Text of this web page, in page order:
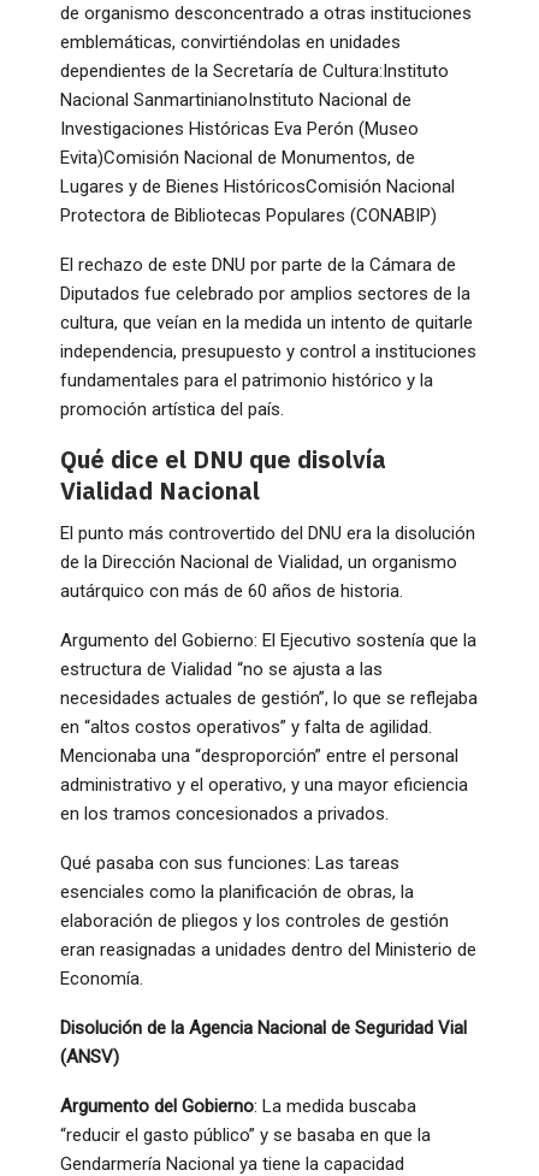
de organismo desconcentrado a otras instituciones
emblemáticas, convirtiéndolas en unidades
dependientes de la Secretaría de Cultura:Instituto
Nacional SanmartinianoInstituto Nacional de
Investigaciones Históricas Eva Perón (Museo
Evita)Comisión Nacional de Monumentos, de
Lugares y de Bienes HistóricosComisión Nacional
Protectora de Bibliotecas Populares (CONABIP)
El rechazo de este DNU por parte de la Cámara de
Diputados fue celebrado por amplios sectores de la
cultura, que veían en la medida un intento de quitarle
independencia, presupuesto y control a instituciones
fundamentales para el patrimonio histórico y la
promoción artística del país.
Qué dice el DNU que disolvía
Vialidad Nacional
El punto más controvertido del DNU era la disolución
de la Dirección Nacional de Vialidad, un organismo
autárquico con más de 60 años de historia.
Argumento del Gobierno: El Ejecutivo sostenía que la
estructura de Vialidad “no se ajusta a las
necesidades actuales de gestión”, lo que se reflejaba
en “altos costos operativos” y falta de agilidad.
Mencionaba una “desproporción” entre el personal
administrativo y el operativo, y una mayor eficiencia
en los tramos concesionados a privados.
Qué pasaba con sus funciones: Las tareas
esenciales como la planificación de obras, la
elaboración de pliegos y los controles de gestión
eran reasignadas a unidades dentro del Ministerio de
Economía.
Disolución de la Agencia Nacional de Seguridad Vial
(ANSV)
Argumento del Gobierno: La medida buscaba
“reducir el gasto público” y se basaba en que la
Gendarmería Nacional ya tiene la capacidad